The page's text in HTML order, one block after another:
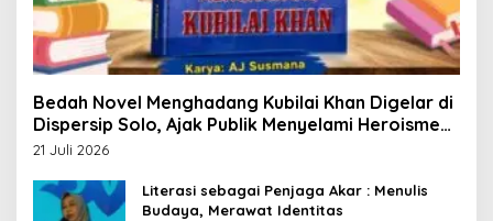
Bedah Novel Menghadang Kubilai Khan Digelar di
Dispersip Solo, Ajak Publik Menyelami Heroisme
Leluhur Nusantara
21 Juli 2026
Literasi sebagai Penjaga Akar : Menulis
Budaya, Merawat Identitas